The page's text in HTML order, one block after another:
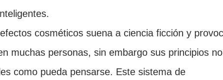
cosméticos suena a ciencia ficción y
muchas personas, sin embargo sus principios no
como pueda pensarse. Este sistema de